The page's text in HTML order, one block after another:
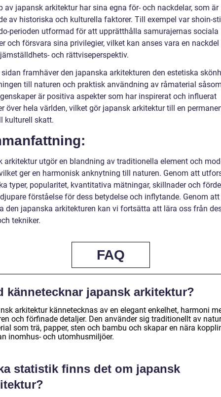
av japansk arkitektur har sina egna för- och nackdelar, som är
av historiska och kulturella faktorer. Till exempel var shoin-
perioden utformad för att upprätthålla samurajernas sociala
och försvara sina privilegier, vilket kan anses vara en nackdel
och rättviseperspektiv.
framhäver den japanska arkitekturen den estetiska
till naturen och praktisk användning av råmaterial
är positiva aspekter som har inspirerat och influerat
över hela världen, vilket gör japansk arkitektur till en
kulturell skatt.
arkitektur utgör en blandning av traditionella element och
ger en harmonisk anknytning till naturen. Genom att
typer, popularitet, kvantitativa mätningar, skillnader och
förståelse för dess betydelse och inflytande. Genom
den japanska arkitekturen kan vi fortsätta att lära oss från
tekniker.
FAQ
kännetecknar japansk arkitektur?
arkitektur kännetecknas av en elegant enkelhet, harmoni
och förfinade detaljer. Den använder sig traditionellt av
som trä, papper, sten och bambu och skapar en nära
inomhus- och utomhusmiljöer.
statistik finns det om japansk